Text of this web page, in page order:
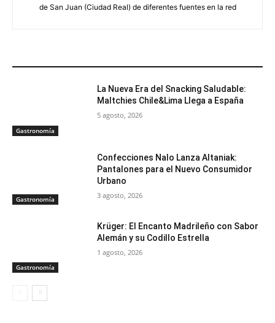
de San Juan (Ciudad Real) de diferentes fuentes en la red
Gastronomía
La Nueva Era del Snacking Saludable:
Maltchies Chile&Lima Llega a España
5 agosto, 2026
Gastronomía
Confecciones Nalo Lanza Altaniak:
Pantalones para el Nuevo Consumidor
Urbano
3 agosto, 2026
Gastronomía
Krüger: El Encanto Madrileño con Sabor
Alemán y su Codillo Estrella
1 agosto, 2026